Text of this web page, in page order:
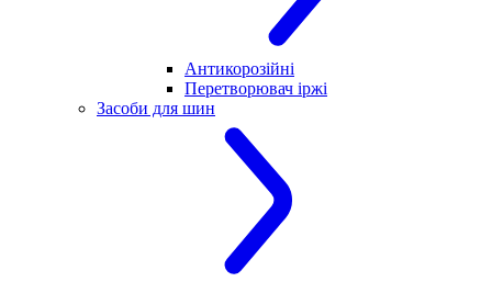
Антикорозійні
Перетворювач іржі
Засоби для шин